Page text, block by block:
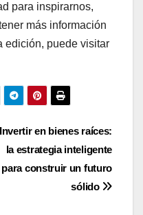
para inspirarnos,
más información
edición, puede visitar
Invertir en bienes raíces:
la estrategia inteligente
para construir un futuro
sólido